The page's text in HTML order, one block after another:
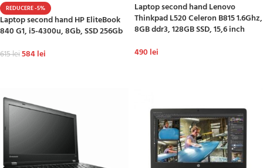
REDUCERE -5%
Laptop second hand HP EliteBook
840 G1, i5-4300u, 8Gb, SSD 256Gb
615lei584lei
Laptop second hand Lenovo
Thinkpad L520 Celeron B815 1.6Ghz,
8GB ddr3, 128GB SSD, 15,6 inch
490 lei